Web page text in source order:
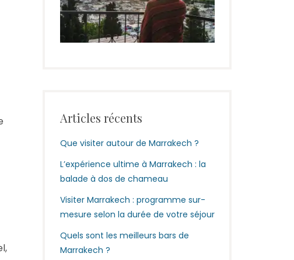
Articles récents
Que visiter autour de Marrakech ?
L’expérience ultime à Marrakech : la
balade à dos de chameau
Visiter Marrakech : programme sur-
mesure selon la durée de votre séjour
Quels sont les meilleurs bars de
Marrakech ?